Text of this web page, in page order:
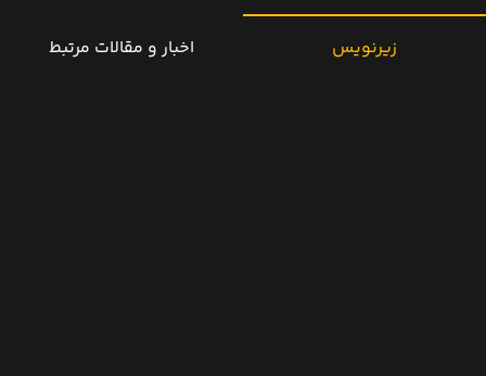
زیرنویس اخبار و مقالات مرتبط